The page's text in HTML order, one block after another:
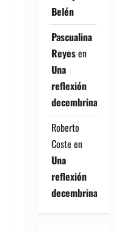
Belén
Pascualina
Reyesen
Una
reflexión
decembrina
Roberto
Coste en
Una
reflexión
decembrina